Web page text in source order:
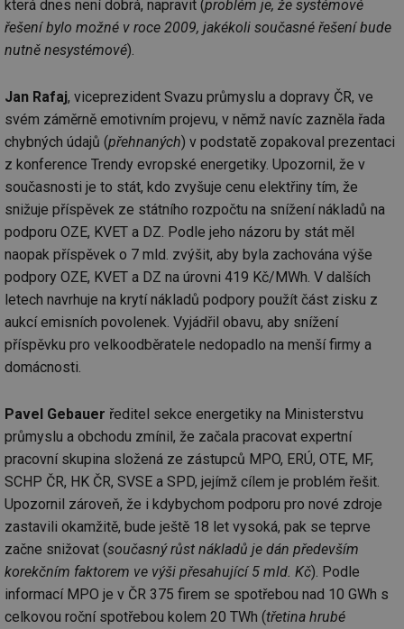
která dnes není dobrá, napravit (problém je, že systémové
řešení bylo možné v roce 2009, jakékoli současné řešení bude
nutně nesystémové).
Jan Rafaj, viceprezident Svazu průmyslu a dopravy ČR, ve
svém záměrně emotivním projevu, v němž navíc zazněla řada
chybných údajů (přehnaných) v podstatě zopakoval prezentaci
z konference Trendy evropské energetiky. Upozornil, že v
současnosti je to stát, kdo zvyšuje cenu elektřiny tím, že
snižuje příspěvek ze státního rozpočtu na snížení nákladů na
podporu OZE, KVET a DZ. Podle jeho názoru by stát měl
naopak příspěvek o 7 mld. zvýšit, aby byla zachována výše
podpory OZE, KVET a DZ na úrovni 419 Kč/MWh. V dalších
letech navrhuje na krytí nákladů podpory použít část zisku z
aukcí emisních povolenek. Vyjádřil obavu, aby snížení
příspěvku pro velkoodběratele nedopadlo na menší firmy a
domácnosti.
Pavel Gebauer ředitel sekce energetiky na Ministerstvu
průmyslu a obchodu zmínil, že začala pracovat expertní
pracovní skupina složená ze zástupců MPO, ERÚ, OTE, MF,
SCHP ČR, HK ČR, SVSE a SPD, jejímž cílem je problém řešit.
Upozornil zároveň, že i kdybychom podporu pro nové zdroje
zastavili okamžitě, bude ještě 18 let vysoká, pak se teprve
začne snižovat (současný růst nákladů je dán především
korekčním faktorem ve výši přesahující 5 mld. Kč). Podle
informací MPO je v ČR 375 firem se spotřebou nad 10 GWh s
celkovou roční spotřebou kolem 20 TWh (třetina hrubé